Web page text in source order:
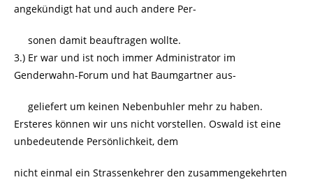
angekündigt hat und auch andere Per-
sonen damit beauftragen wollte.
3.) Er war und ist noch immer Administrator im
Genderwahn-Forum und hat Baumgartner aus-
geliefert um keinen Nebenbuhler mehr zu haben.
Ersteres können wir uns nicht vorstellen. Oswald ist eine
unbedeutende Persönlichkeit, dem
nicht einmal ein Strassenkehrer den zusammengekehrten